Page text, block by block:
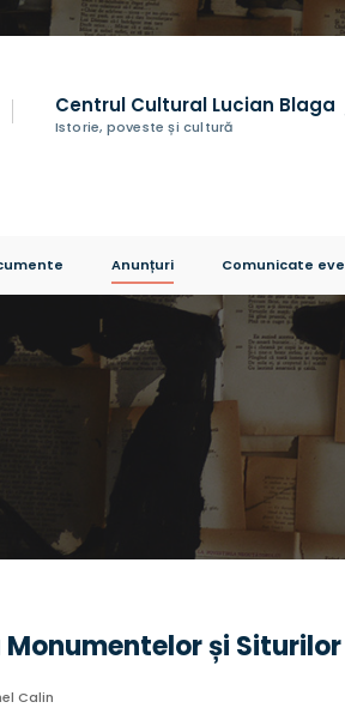
Centrul Cultural Lucian Blaga
Istorie, poveste și cultură
Anunțuri Comunicate
și Siturilor
Calin